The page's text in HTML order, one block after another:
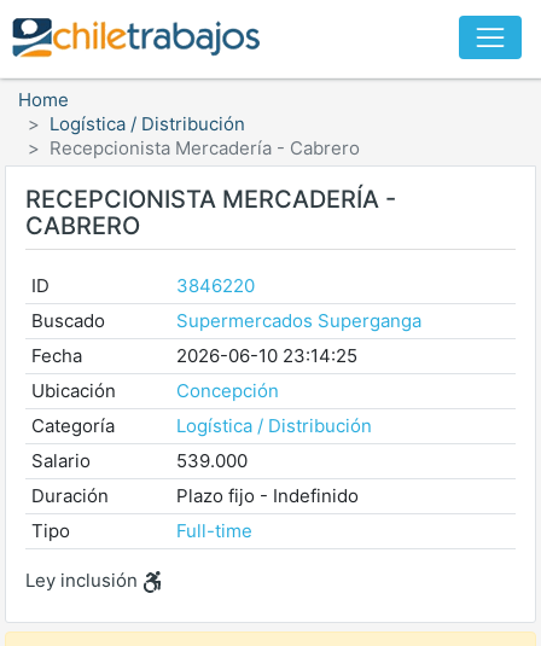
Home
Logística / Distribución
Recepcionista Mercadería - Cabrero
RECEPCIONISTA MERCADERÍA -
CABRERO
ID
3846220
Buscado
Supermercados Superganga
Fecha
2026-06-10 23:14:25
Ubicación
Concepción
Categoría
Logística / Distribución
Salario
539.000
Duración
Plazo fijo - Indefinido
Tipo
Full-time
Ley inclusión